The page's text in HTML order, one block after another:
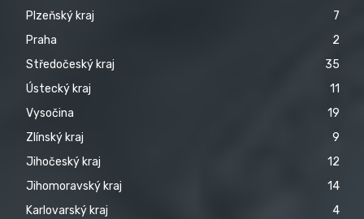
Plzeňský kraj
7
Praha
2
Středočeský kraj
35
Ústecký kraj
11
Vysočina
19
Zlínský kraj
9
Jihočeský kraj
12
Jihomoravský kraj
14
Karlovarský kraj
4